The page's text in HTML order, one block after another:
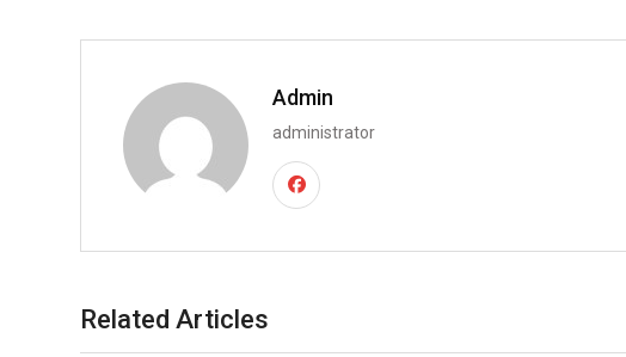
Admin
administrator
Related Articles